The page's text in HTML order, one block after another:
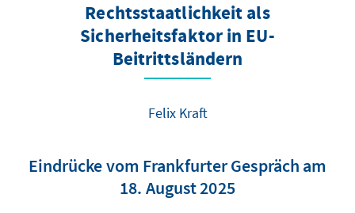
Rechtsstaatlichkeit als
Sicherheitsfaktor in EU-
Beitrittsländern
Felix Kraft
Eindrücke vom Frankfurter Gespräch am
18. August 2025